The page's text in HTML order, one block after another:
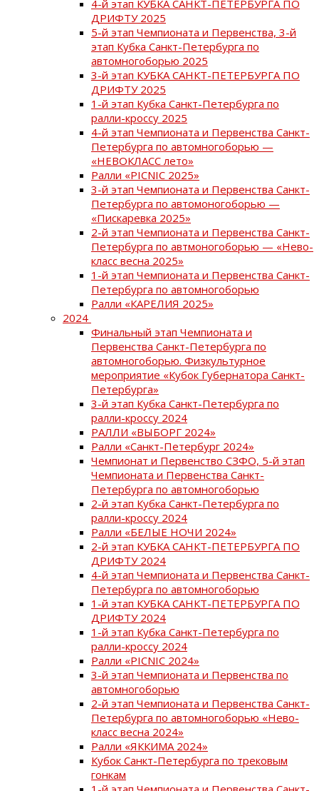
4-й этап КУБКА САНКТ-ПЕТЕРБУРГА ПО
ДРИФТУ 2025
5-й этап Чемпионата и Первенства, 3-й
этап Кубка Санкт-Петербурга по
автомногоборью 2025
3-й этап КУБКА САНКТ-ПЕТЕРБУРГА ПО
ДРИФТУ 2025
1-й этап Кубка Санкт-Петербурга по
ралли-кроссу 2025
4-й этап Чемпионата и Первенства Санкт-
Петербурга по автомногоборью —
«НЕВОКЛАСС лето»
Ралли «PICNIC 2025»
3-й этап Чемпионата и Первенства Санкт-
Петербурга по автомоногоборью —
«Пискаревка 2025»
2-й этап Чемпионата и Первенства Санкт-
Петербурга по автмоногоборью — «Нево-
класс весна 2025»
1-й этап Чемпионата и Первенства Санкт-
Петербурга по автомногоборью
Ралли «КАРЕЛИЯ 2025»
2024
Финальный этап Чемпионата и
Первенства Санкт-Петербурга по
автомногоборью. Физкультурное
мероприятие «Кубок Губернатора Санкт-
Петербурга»
3-й этап Кубка Санкт-Петербурга по
ралли-кроссу 2024
РАЛЛИ «ВЫБОРГ 2024»
Ралли «Санкт-Петербург 2024»
Чемпионат и Первенство СЗФО, 5-й этап
Чемпионата и Первенства Санкт-
Петербурга по автомногоборью
2-й этап Кубка Санкт-Петербурга по
ралли-кроссу 2024
Ралли «БЕЛЫЕ НОЧИ 2024»
2-й этап КУБКА САНКТ-ПЕТЕРБУРГА ПО
ДРИФТУ 2024
4-й этап Чемпионата и Первенства Санкт-
Петербурга по автомногоборью
1-й этап КУБКА САНКТ-ПЕТЕРБУРГА ПО
ДРИФТУ 2024
1-й этап Кубка Санкт-Петербурга по
ралли-кроссу 2024
Ралли «PICNIC 2024»
3-й этап Чемпионата и Первенства по
автомногоборью
2-й этап Чемпионата и Первенства Санкт-
Петербурга по автомногоборью «Нево-
класс весна 2024»
Ралли «ЯККИМА 2024»
Кубок Санкт-Петербурга по трековым
гонкам